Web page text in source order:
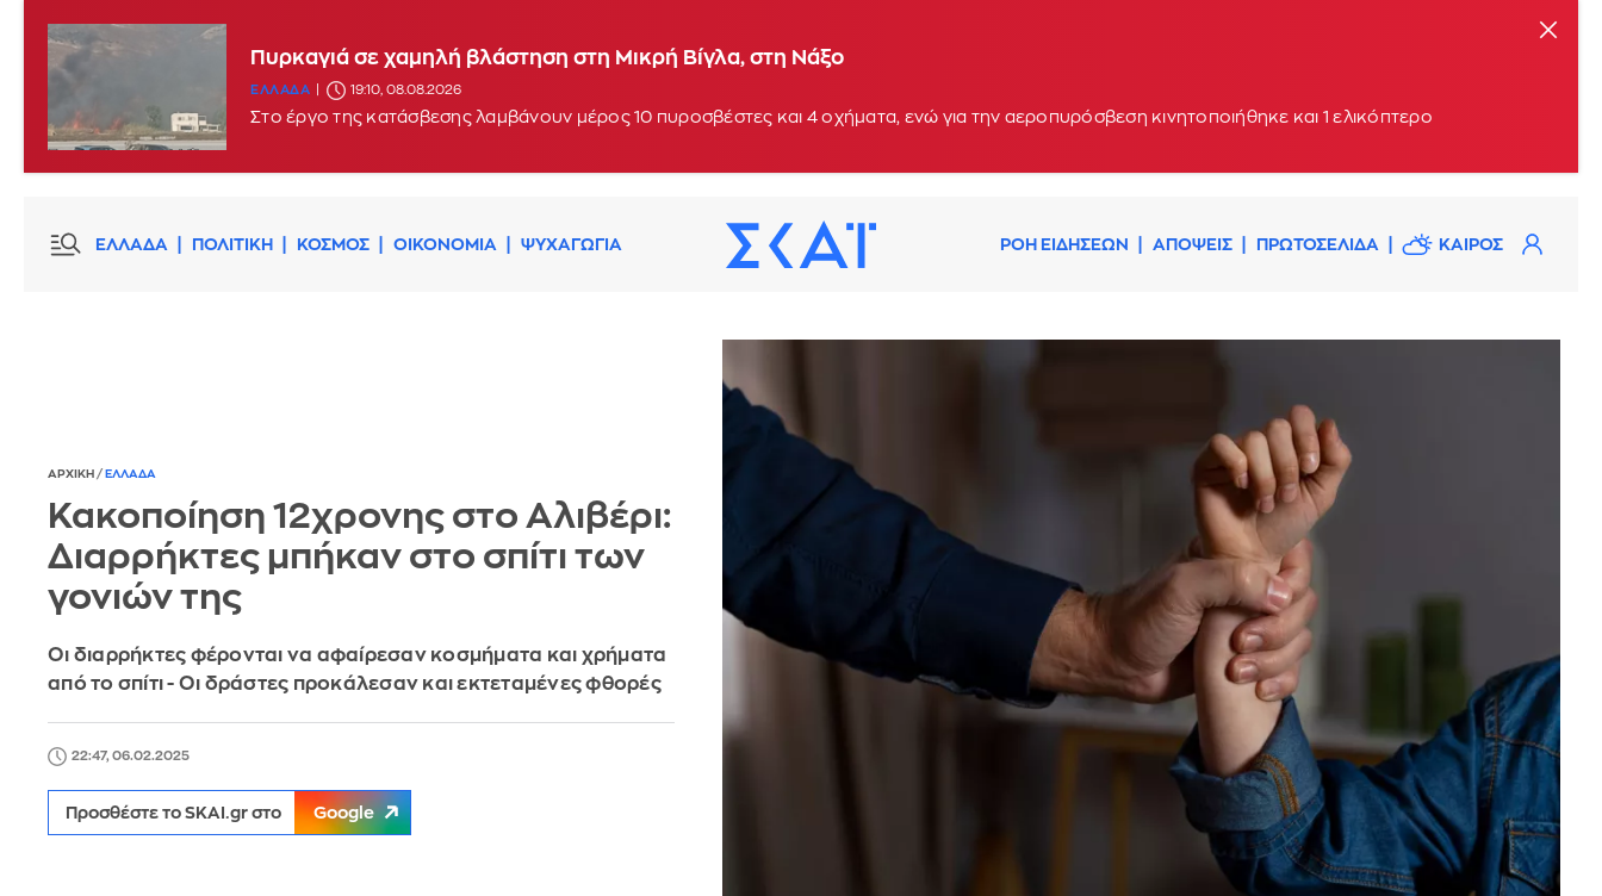
Πυρκαγιά σε χαμηλή βλάστηση στη Μικρή Βίγλα, στη Νάξο
ΕΛΛΑΔΑ 19:10, 08.08.2026
Στο έργο της κατάσβεσης λαμβάνουν μέρος 10 πυροσβέστες και 4 οχήματα, ενώ για την αεροπυρόσβεση κινητοποιήθηκε και 1 ελικόπτερο
ΕΛΛΑΔΑ ΠΟΛΙΤΙΚΗ ΚΟΣΜΟΣ ΟΙΚΟΝΟΜΙΑ ΨΥΧΑΓΩΓΙΑ ΡΟΗ ΕΙΔΗΣΕΩΝ ΑΠΟΨΕΙΣ ΠΡΩΤΟΣΕΛΙΔΑ ΚΑΙΡΟΣ
ΑΡΧΙΚΗ / ΕΛΛΑΔΑ
Κακοποίηση 12χρονης στο Αλιβέρι:
Διαρρήκτες μπήκαν στο σπίτι των
γονιών της
Οι διαρρήκτες φέρονται να αφαίρεσαν κοσμήματα και χρήματα
από το σπίτι - Οι δράστες προκάλεσαν και εκτεταμένες φθορές
22:47, 06.02.2025
Προσθέστε το SKAI.gr στο Google